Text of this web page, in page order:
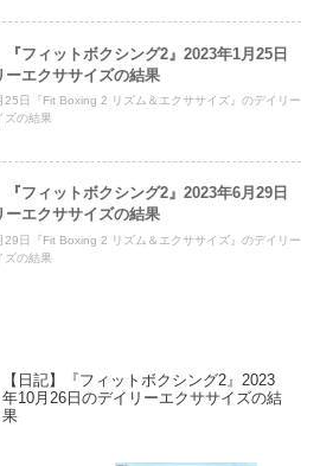
『フィットボクシング2』2023年1月25日
ーエクササイズの結果
25日『Fit Boxing 2 リズム＆エクササイズ』のデイリー
ズの結果
『フィットボクシング2』2023年6月29日
ーエクササイズの結果
29日『Fit Boxing 2 リズム＆エクササイズ』のデイリー
ズの結果
【日記】『フィットボクシング2』2023
年10月26日のデイリーエクササイズの結
果